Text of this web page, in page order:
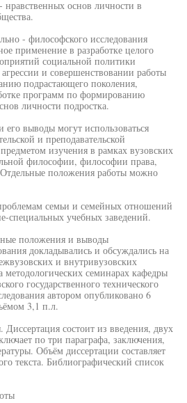
основ личности в
- философского исследования
применение в разработке целого
социальной политики
и совершенствовании работы
подрастающего поколения,
программ по формированию
личности подростка.
выводы могут использоваться
и преподавательской
предметом изучения в рамках вузовских
философии, философии права,
положения работы можно
семьи и семейных отношений
специальных учебных заведений.
положения и выводы
докладывались и обсуждались на
и внутривузовских
семинарах кафедры
государственного технического
автором опубликовано 6
3,1 п.л.
состоит из введения, двух
по три параграфа, заключения,
Объём диссертации составляет
текста. Библиографический список